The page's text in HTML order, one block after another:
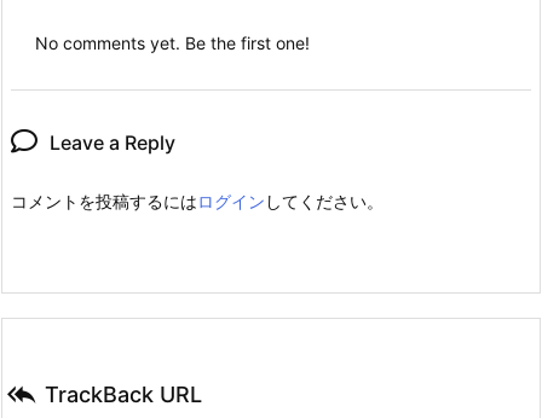
No comments yet. Be the first one!
Leave a Reply
コメントを投稿するにはログイン してください。
 TrackBack URL